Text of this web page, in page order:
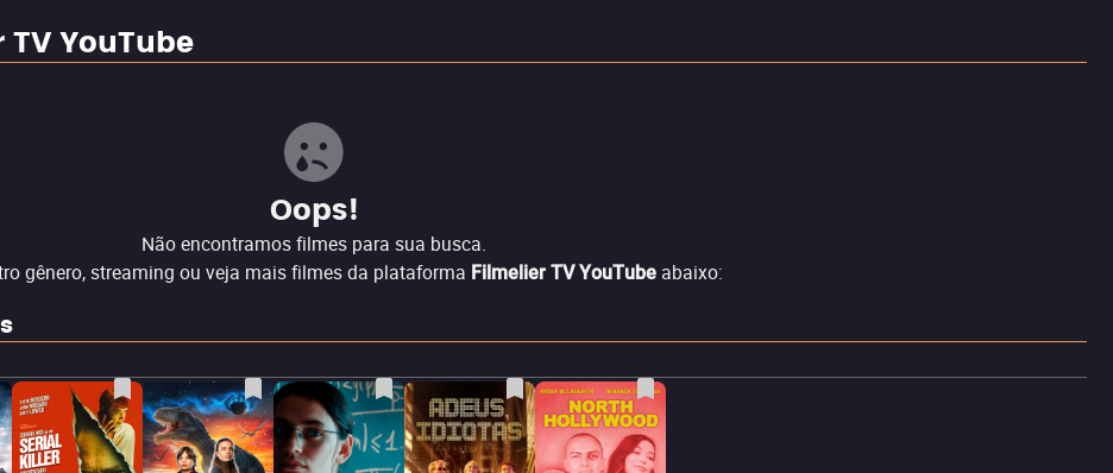
YouTube
Oops!
Não encontramos filmes para sua busca.
gênero, streaming ou veja mais filmes da plataforma Filmelier TV YouTube abaixo: